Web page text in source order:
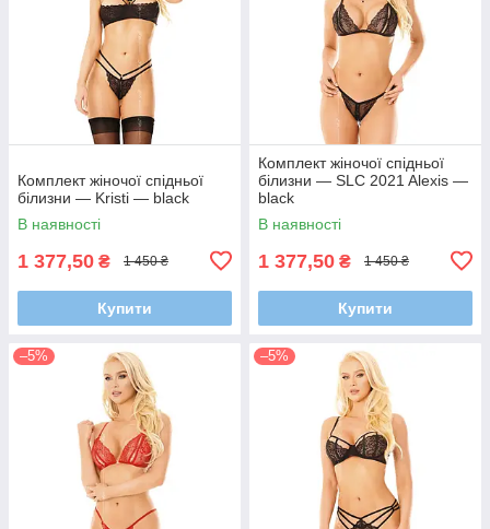
Комплект жіночої спідньої
білизни — Kristi — black
В наявності
1 377,50 ₴ 1 450 ₴
Купити
Комплект жіночої спідньої
білизни — SLC 2021 Alexis —
black
В наявності
1 377,50 ₴ 1 450 ₴
Купити
–5% –5%